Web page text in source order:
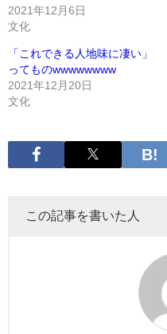
2021年12月6日
文化
「これできる人地味に凄い」
ってものwwwwwwww
2021年12月20日
文化
この記事を書いた人